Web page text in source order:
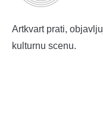
Artkvart prati,
kulturnu scenu.